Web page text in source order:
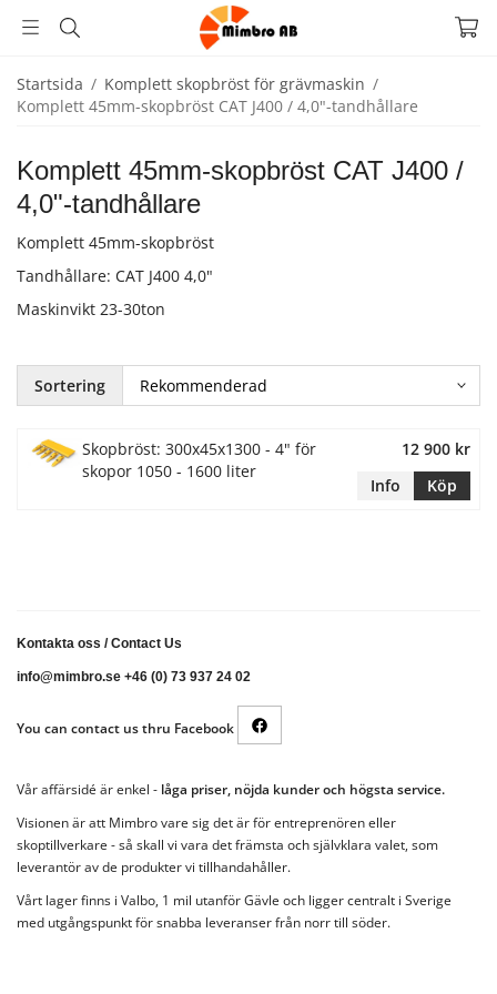
Startsida / Komplett skopbröst för grävmaskin /
Komplett 45mm-skopbröst CAT J400 / 4,0"-tandhållare
Komplett 45mm-skopbröst CAT J400 /
4,0"-tandhållare
Komplett 45mm-skopbröst
Tandhållare: CAT J400 4,0"
Maskinvikt 23-30ton
Sortering
Skopbröst: 300x45x1300 - 4" för
skopor 1050 - 1600 liter
12 900 kr
Info
Köp
Kontakta oss /Contact Us
info@mimbro.se +46 (0) 73 937 24 02
You can contact us thru Facebook
Vår affärsidé är enkel - låga priser, nöjda kunder och högsta service.
Visionen är att Mimbro vare sig det är för entreprenören eller
skoptillverkare - så skall vi vara det främsta och självklara valet, som
leverantör av de produkter vi tillhandahåller.
Vårt lager finns i Valbo, 1 mil utanför Gävle och ligger centralt i Sverige
med utgångspunkt för snabba leveranser från norr till söder.